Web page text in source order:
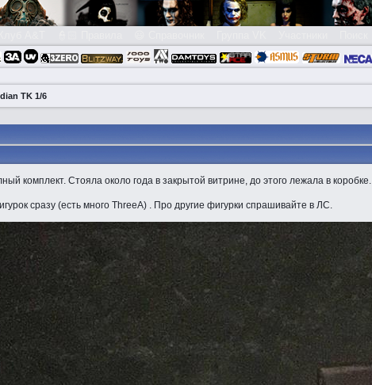
TK 1/6
комплект. Стояла около года в закрытой витрине, до этого лежала в коробке.
сразу (есть много ThreeA) . Про другие фигурки спрашивайте в ЛС.